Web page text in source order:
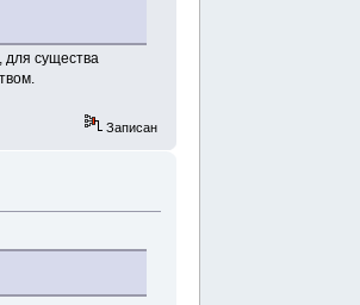
для существа
Записан